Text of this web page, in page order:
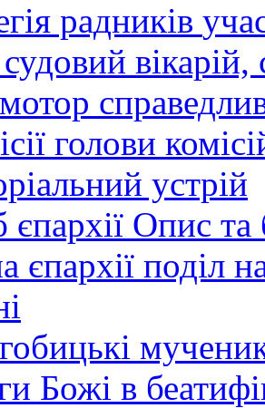
радників
судовий вікарій,
голови
устрій
єпархії Опис та
єпархії поділ
Божі в